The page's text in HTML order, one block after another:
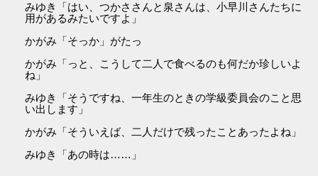
みゆき「はい、つかささんと泉さんは、小早川さんたちに
用があるみたいですよ」
かがみ「そっか」がたっ
かがみ「っと、こうして二人で食べるのも何だか珍しいよ
ね」
みゆき「そうですね、一年生のときの学級委員会のこと思
い出します」
かがみ「そういえば、二人だけで残ったことあったよね」
みゆき「あの時は……」